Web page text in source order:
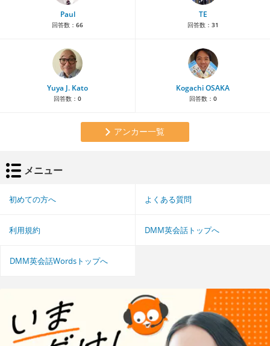
Paul
回答数： 66
TE
回答数： 31
Yuya J. Kato
回答数： 0
Kogachi OSAKA
回答数： 0
アンカー一覧
メニュー
初めての方へ よくある質問
利用規約 DMM英会話トップへ
DMM英会話Wordsトップへ